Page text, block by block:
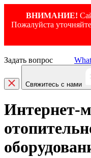
ВНИМАНИЕ!
Пожалуйста
Задать вопрос
Свяжитесь с нами
Интернет-